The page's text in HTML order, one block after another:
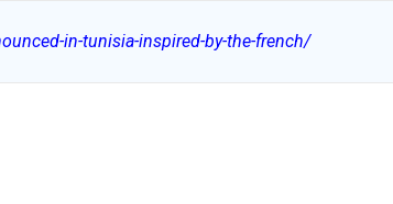
in-tunisia-inspired-by-the-french/